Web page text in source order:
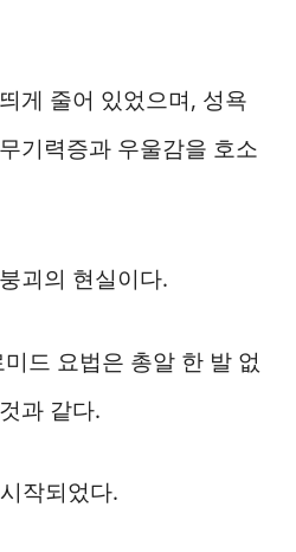
게 줄어 있었으며, 성욕
기력증과 우울감을 호소
괴의 현실이다.
드 요법은 총알 한 발 없
과 같다.
작되었다.